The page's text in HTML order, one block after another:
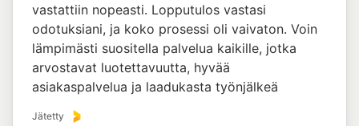
vastattiin nopeasti. Lopputulos vastasi
odotuksiani, ja koko prosessi oli vaivaton. Voin
lämpimästi suositella palvelua kaikille, jotka
arvostavat luotettavuutta, hyvää
asiakaspalvelua ja laadukasta työnjälkeä
Jätetty